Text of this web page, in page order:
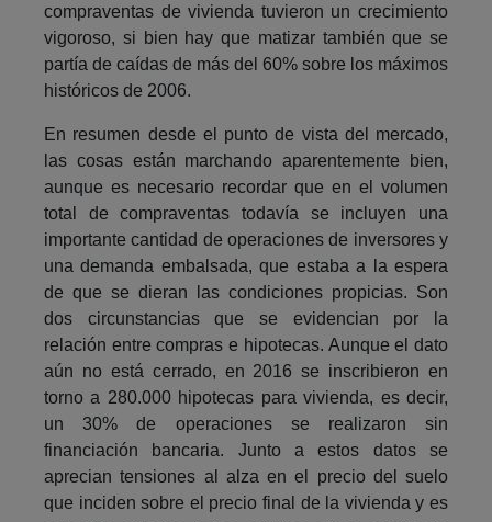
compraventas de vivienda tuvieron un crecimiento
vigoroso, si bien hay que matizar también que se
partía de caídas de más del 60% sobre los máximos
históricos de 2006.
En resumen desde el punto de vista del mercado,
las cosas están marchando aparentemente bien,
aunque es necesario recordar que en el volumen
total de compraventas todavía se incluyen una
importante cantidad de operaciones de inversores y
una demanda embalsada, que estaba a la espera
de que se dieran las condiciones propicias. Son
dos circunstancias que se evidencian por la
relación entre compras e hipotecas. Aunque el dato
aún no está cerrado, en 2016 se inscribieron en
torno a 280.000 hipotecas para vivienda, es decir,
un 30% de operaciones se realizaron sin
financiación bancaria. Junto a estos datos se
aprecian tensiones al alza en el precio del suelo
que inciden sobre el precio final de la vivienda y es